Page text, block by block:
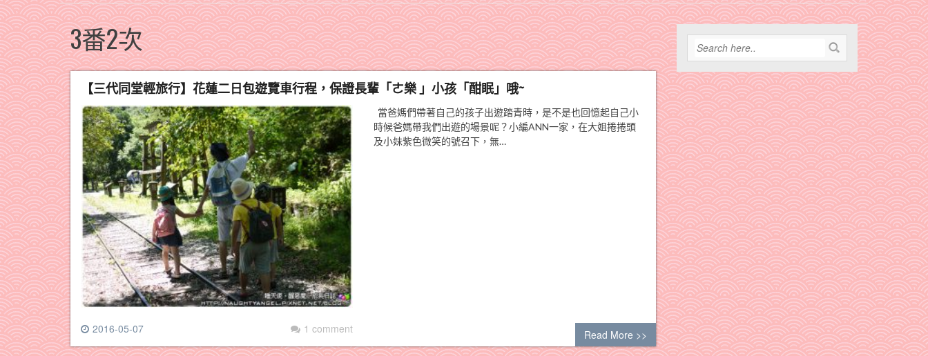
3番2次
【三代同堂輕旅行】花蓮二日包遊覽車行程，保證長輩「ㄜ樂 」小孩「酣眠」哦~
2016-05-07 1 comment
當爸媽們帶著自己的孩子出遊踏青時，是不是也回憶起自己小
時候爸媽帶我們出遊的場景呢？小編ANN一家，在大姐捲捲頭
及小妹紫色微笑的號召下，無…
Read More >>